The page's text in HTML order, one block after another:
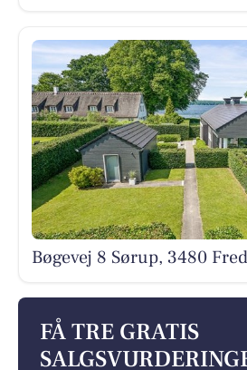
Bøgevej 8 Sørup, 3480
FÅ TRE GRATIS